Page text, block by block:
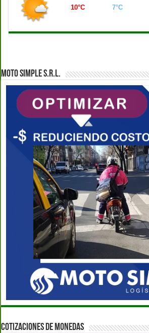
10°C 7°C
MOTO SIMPLE S.R.L.
COTIZACIONES DE MONEDAS